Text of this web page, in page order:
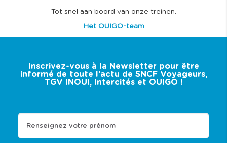
Tot snel aan boord van onze treinen.
Het OUIGO-team
Inscrivez-vous à la Newsletter pour être
informé de toute l’actu de SNCF Voyageurs,
TGV INOUI, Intercités et OUIGO !
Renseignez votre prénom